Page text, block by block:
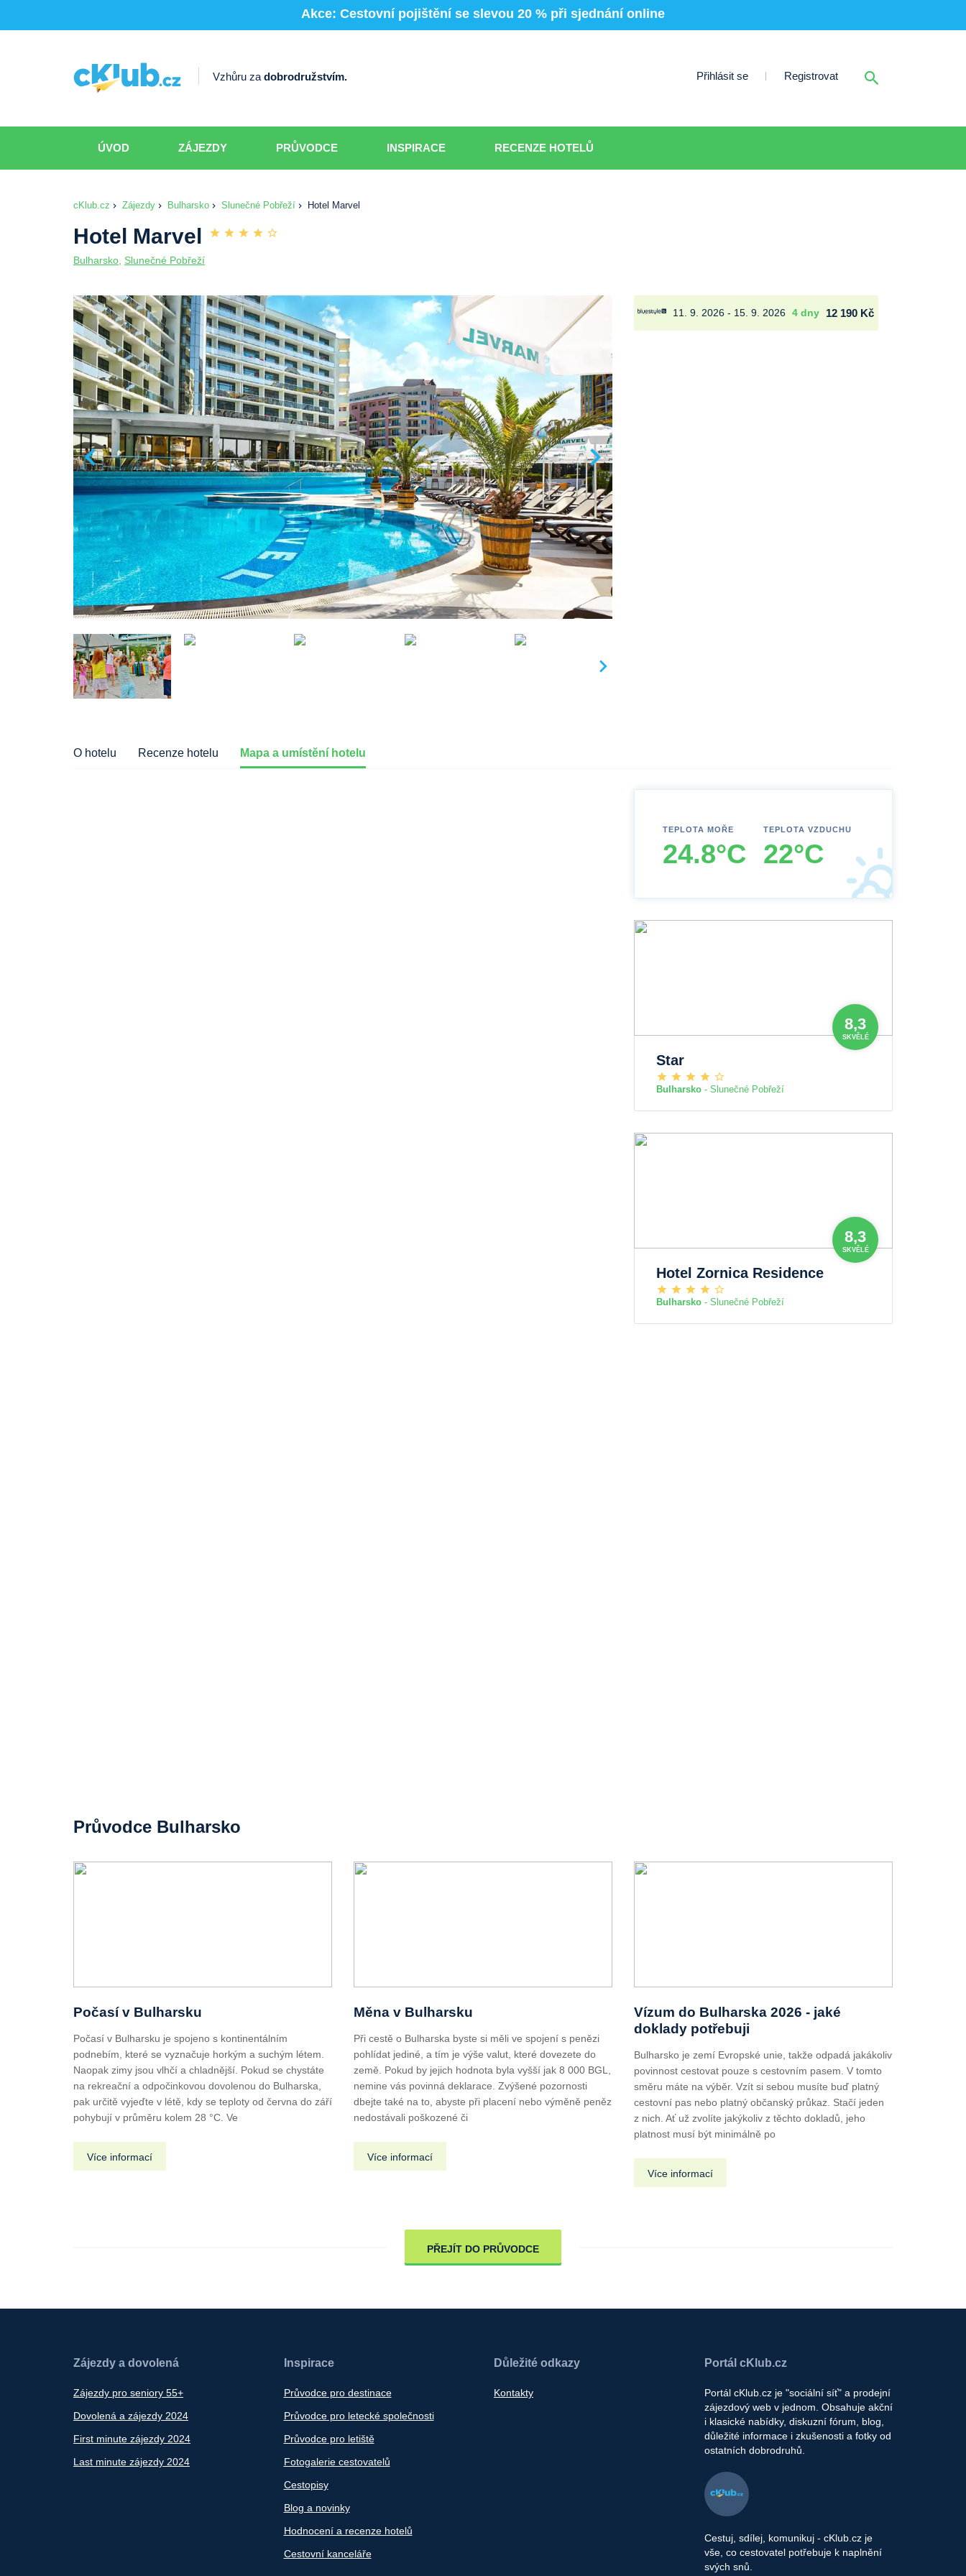
Akce: Cestovní pojištění se slevou 20 % při sjednání online
Vzhůru zadobrodružstvím. Přihlásit se Registrovat
ÚVOD ZÁJEZDY PRŮVODCE INSPIRACE RECENZE HOTELŮ
cKlub.cz Zájezdy Bulharsko Slunečné Pobřeží Hotel Marvel
Hotel Marvel
Bulharsko Slunečné Pobřeží
11. 9. 2026 - 15. 9. 2026 4 dny 12 190 Kč
O hotelu Recenze hotelu Mapa a umístění hotelu
TEPLOTA MOŘE
24.8°C
TEPLOTA VZDUCHU
22°C
8,3
SKVĚLÉ
Star
Bulharsko - Slunečné Pobřeží
8,3
SKVĚLÉ
Hotel Zornica Residence
Bulharsko - Slunečné Pobřeží
Průvodce Bulharsko
Počasí v Bulharsku
Počasí v Bulharsku je spojeno s kontinentálním
podnebím, které se vyznačuje horkým a suchým létem.
Naopak zimy jsou vlhčí a chladnější. Pokud se chystáte
na rekreační a odpočinkovou dovolenou do Bulharska,
pak určitě vyjeďte v létě, kdy se teploty od června do září
pohybují v průměru kolem 28 °C. Ve
Více informací
Měna v Bulharsku
Při cestě o Bulharska byste si měli ve spojení s penězi
pohlídat jediné, a tím je výše valut, které dovezete do
země. Pokud by jejich hodnota byla vyšší jak 8 000 BGL,
nemine vás povinná deklarace. Zvýšené pozornosti
dbejte také na to, abyste při placení nebo výměně peněz
nedostávali poškozené či
Více informací
Vízum do Bulharska 2026 - jaké
doklady potřebuji
Bulharsko je zemí Evropské unie, takže odpadá jakákoliv
povinnost cestovat pouze s cestovním pasem. V tomto
směru máte na výběr. Vzít si sebou musíte buď platný
cestovní pas nebo platný občanský průkaz. Stačí jeden
z nich. Ať už zvolíte jakýkoliv z těchto dokladů, jeho
platnost musí být minimálně po
Více informací
PŘEJÍT DO PRŮVODCE
Zájezdy a dovolená
Zájezdy pro seniory 55+
Dovolená a zájezdy 2024
First minute zájezdy 2024
Last minute zájezdy 2024
Inspirace
Průvodce pro destinace
Průvodce pro letecké společnosti
Průvodce pro letiště
Fotogalerie cestovatelů
Cestopisy
Blog a novinky
Hodnocení a recenze hotelů
Cestovní kanceláře
Důležité odkazy
Kontakty
Portál cKlub.cz
Portál cKlub.cz je "sociální síť" a prodejní
zájezdový web v jednom. Obsahuje akční
i klasické nabídky, diskuzní fórum, blog,
důležité informace i zkušenosti a fotky od
ostatních dobrodruhů.
Cestuj, sdílej, komunikuj - cKlub.cz je
vše, co cestovatel potřebuje k naplnění
svých snů.